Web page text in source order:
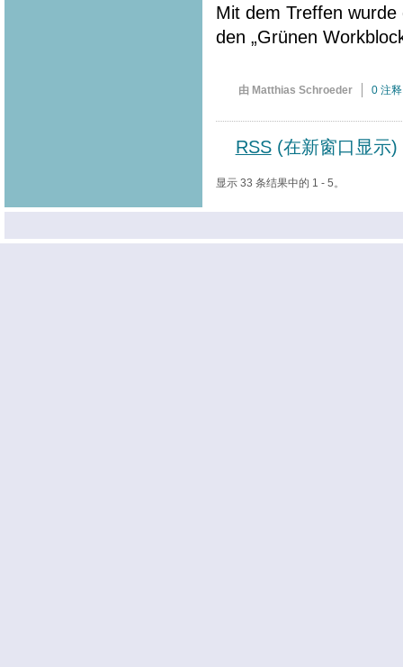
Mit dem Treffen
den „Grünen
由 Matthias Schroeder 0 注释
RSS (在新窗口显示)
显示 33 条结果中的 1 - 5。